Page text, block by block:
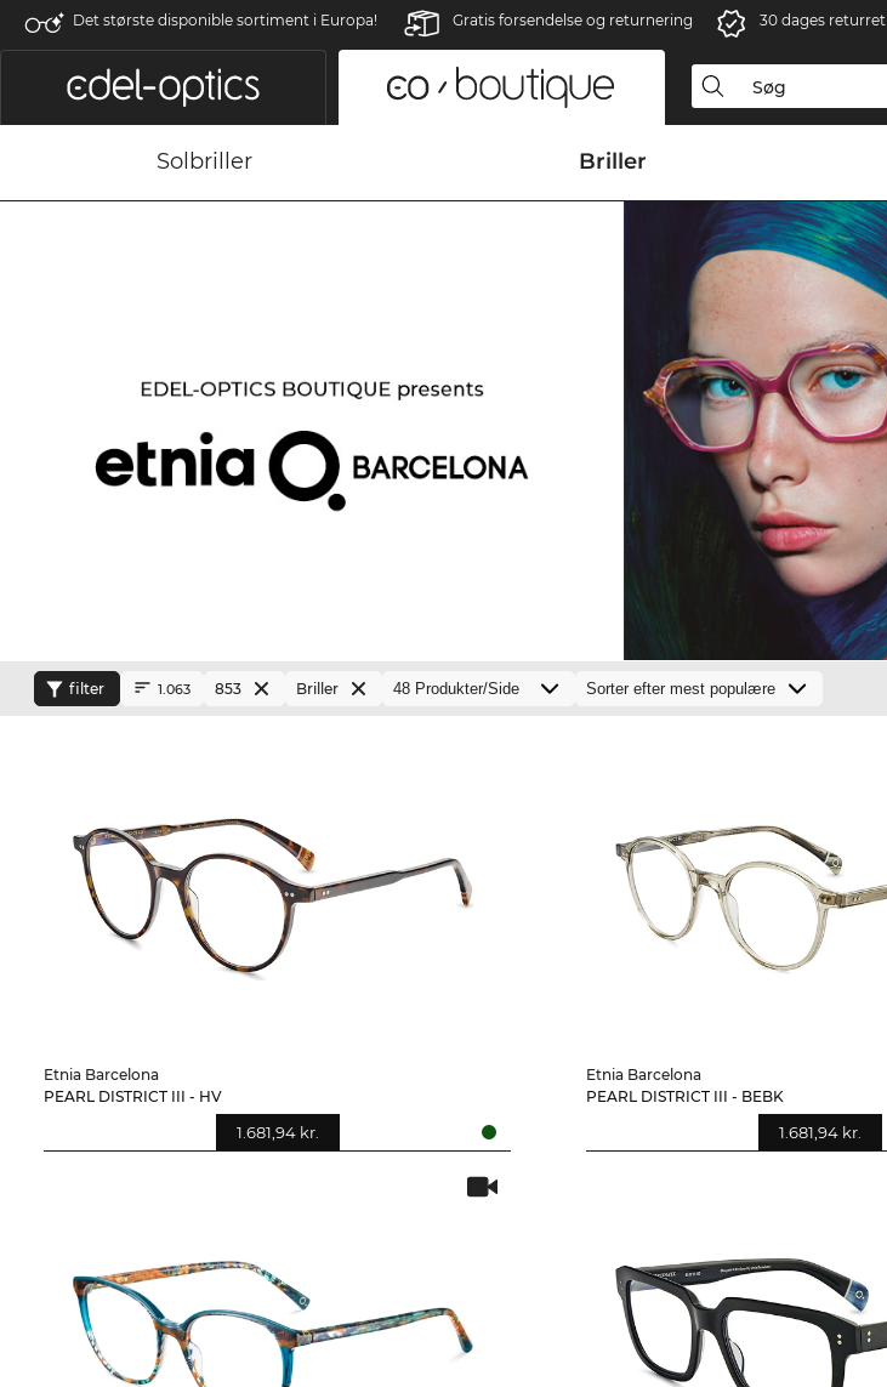
Det største disponible sortiment i Europa! Gratis forsendelse og returnering 30 dages returret
Solbriller Briller
filter 1.063 853 Briller
Etnia Barcelona
PEARL DISTRICT III - HV
1.681,94 kr.
Etnia Barcelona
PEARL DISTRICT III - BEBK
1.681,94 kr.